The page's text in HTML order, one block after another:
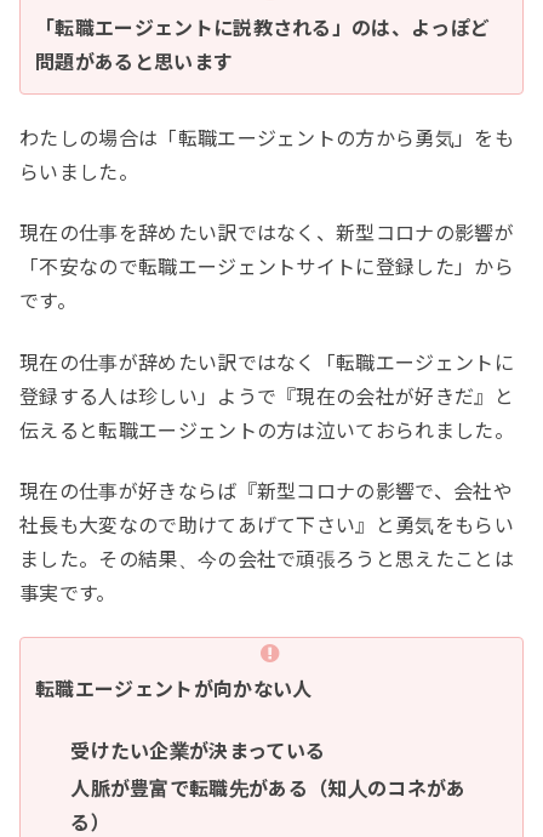
「転職エージェントに説教される」のは、よっぽど
問題があると思います
わたしの場合は「転職エージェントの方から勇気」をも
らいました。
現在の仕事を辞めたい訳ではなく、新型コロナの影響が
「不安なので転職エージェントサイトに登録した」から
です。
現在の仕事が辞めたい訳ではなく「転職エージェントに
登録する人は珍しい」ようで『現在の会社が好きだ』と
伝えると転職エージェントの方は泣いておられました。
現在の仕事が好きならば『新型コロナの影響で、会社や
社長も大変なので助けてあげて下さい』と勇気をもらい
ました。その結果、今の会社で頑張ろうと思えたことは
事実です。
転職エージェントが向かない人
受けたい企業が決まっている
人脈が豊富で転職先がある（知人のコネがあ
る）